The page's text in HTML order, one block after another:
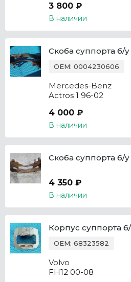
3 800 ₽
В наличии
Скоба суппорта б/у
OEM: 0004230606
Mercedes-Benz
Actros 1 96-02
4 000 ₽
В наличии
Скоба суппорта б/у
4 350 ₽
В наличии
Корпус суппорта
OEM: 68323582
Volvo
FH12 00-08